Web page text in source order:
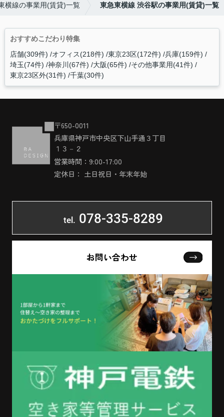
横線の事業用(賃貸)一覧 東急東横線 渋谷駅の事業用(賃貸)一覧
おすすめこだわり特集
店舗(309件) オフィス(218件) 東京23区(172件) 兵庫(159件)
埼玉(74件) 神奈川(67件) 大阪(65件) その他事業用(41件)
東京23区外(31件) 千葉(30件)
〒650-0011
兵庫県神戸市中央区下山手通３丁目
１３－２
営業時間：9:00-17:00
定休日： 土日祝日・年末年始
tel. 078-335-8289
お問い合わせ